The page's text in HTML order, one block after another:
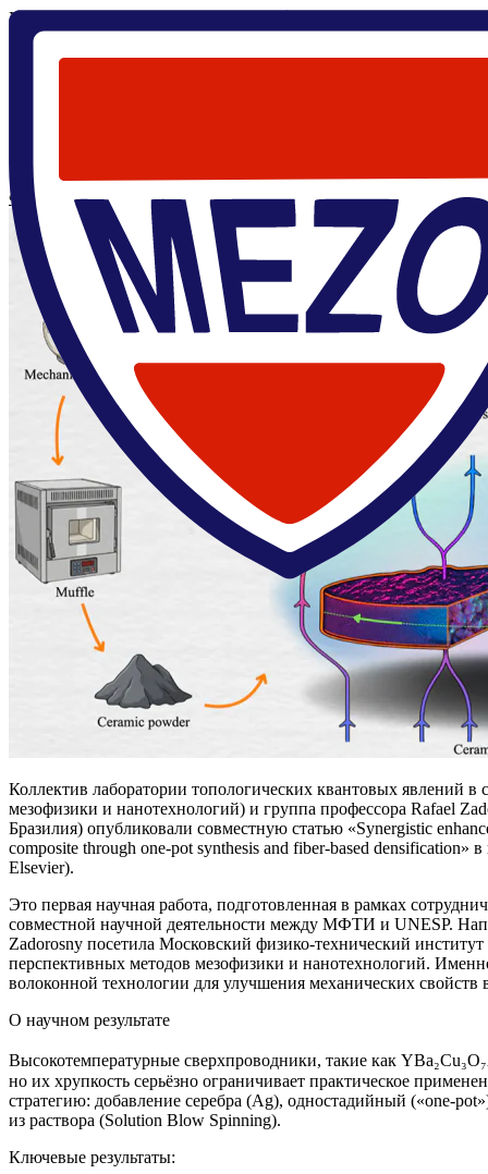
Главная
с группой Rafael Zadorosny (UNESP) – прорыв в
механических и сверхпроводящих свойствах композита
свойствах композита YBCO/Ag
Файл новости
Коллектив лаборатории топологических квантовых
мезофизики и нанотехнологий) и группа профессора Rafael
Бразилия) опубликовали совместную статью «Synergistic
composite through one-pot synthesis and fiber-based densification»
Elsevier).
Это первая научная работа, подготовленная в рамках
совместной научной деятельности между МФТИ и UNESP.
Zadorosny посетила Московский физико-технический
перспективных методов мезофизики и нанотехнологий.
волоконной технологии для улучшения механических
О научном результате
Высокотемпературные сверхпроводники, такие как
но их хрупкость серьёзно ограничивает практическое
стратегию: добавление серебра (Ag), одностадийный («one-
из раствора (Solution Blow Spinning).
Ключевые результаты: